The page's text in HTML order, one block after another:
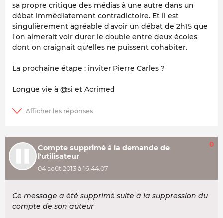
sa propre critique des médias à une autre dans un
débat immédiatement contradictoire. Et il est
singulièrement agréable d'avoir un débat de 2h15 que
l'on aimerait voir durer le double entre deux écoles
dont on craignait qu'elles ne puissent cohabiter.
La prochaine étape : inviter Pierre Carles ?
Longue vie à @si et Acrimed
Compte supprimé à la demande de
l'utilisateur
04 août 2013 à 16:44:07
0
Ce message a été supprimé suite à la suppression du
compte de son auteur